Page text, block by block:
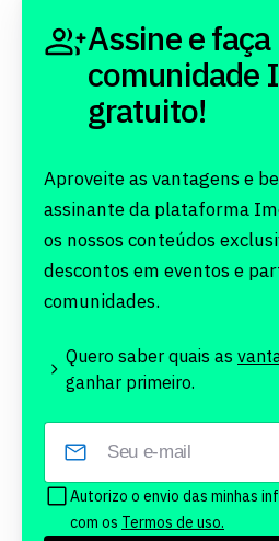
Assine e
comunidade
gratuito!
Aproveite as vantagens e
assinante da plataforma
os nossos conteúdos
descontos em eventos e
comunidades.
Quero saber quais as
ganhar primeiro.
Autorizo o envio das minhas
com os Termos de uso.